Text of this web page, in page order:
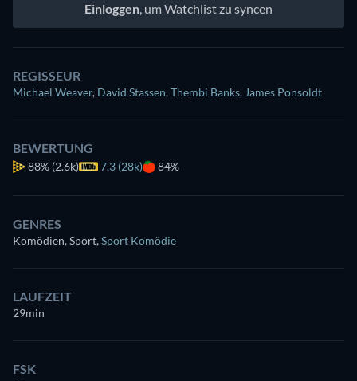
Einloggen, um Watchlist zu syncen
REGISSEUR
Michael Weaver, David Stassen,Thembi Banks, James Ponsoldt
BEWERTUNG
88% (2.6k) 7.3 (28k) 84%
GENRES
Komödien, Sport,Sport Komödie
LAUFZEIT
29min
FSK